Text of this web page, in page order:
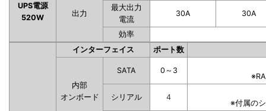
UPS電源
520W
出力
最大出力
電流
30A 30A
効率
インターフェイス ポート数
内部
オンボード
SATA 0～3
シリアル 4
※付属の